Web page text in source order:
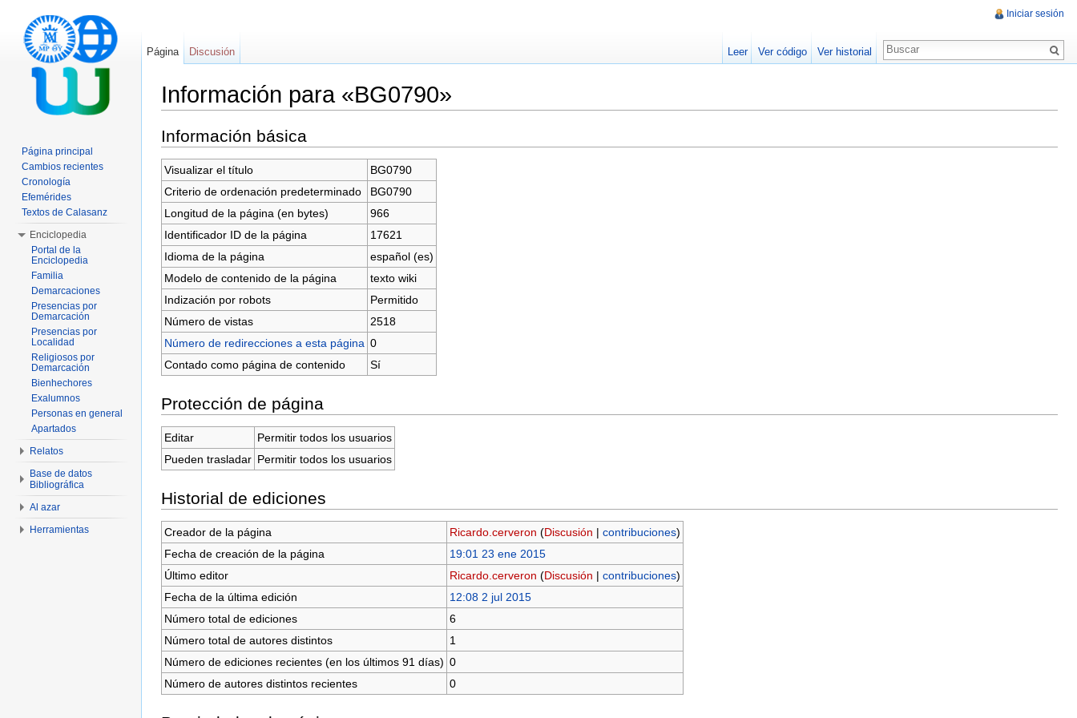
Información para «BG0790»
Información básica
Visualizar el título
BG0790
Criterio de ordenación predeterminado
BG0790
Longitud de la página (en bytes)
966
Identificador ID de la página
17621
Idioma de la página
español (es)
Modelo de contenido de la página
texto wiki
Indización por robots
Permitido
Número de vistas
2518
Número de redirecciones a esta página 0
Contado como página de contenido
Sí
Protección de página
Editar
Permitir todos los usuarios
Pueden trasladar Permitir todos los usuarios
Historial de ediciones
Creador de la página Ricardo.cerveron (Discusión | contribuciones)
Fecha de creación de la página
19:01 23 ene 2015
Último editor
Ricardo.cerveron (Discusión | contribuciones)
Fecha de la última edición
12:08 2 jul 2015
Número total de ediciones
6
Número total de autores distintos
1
Número de ediciones recientes (en los últimos 91 días) 0
Número de autores distintos recientes
0
Iniciar sesión
Página Discusión Leer Ver código Ver historial
Página principal
Cambios recientes
Cronología
Efemérides
Textos de Calasanz
Enciclopedia
Portal de la
Enciclopedia
Familia
Demarcaciones
Presencias por
Demarcación
Presencias por
Localidad
Religiosos por
Demarcación
Bienhechores
Exalumnos
Personas en general
Apartados
Relatos
Base de datos
Bibliográfica
Al azar
Herramientas